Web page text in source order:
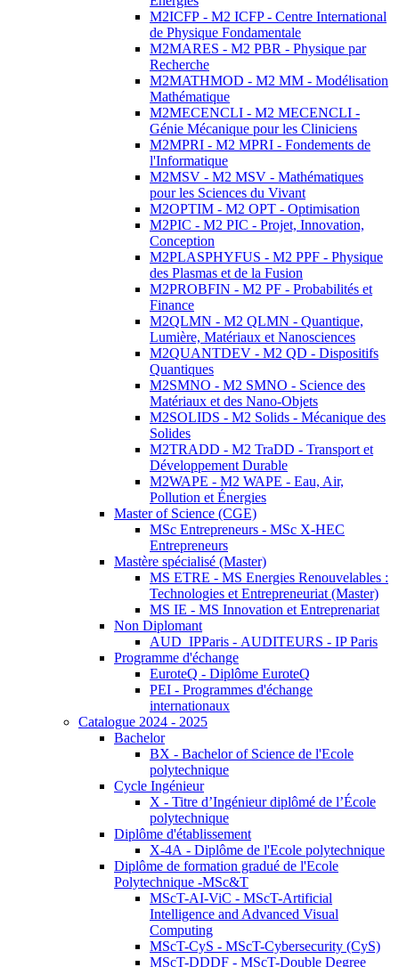
M2ICFP - M2 ICFP - Centre International
de Physique Fondamentale
M2MARES - M2 PBR - Physique par
Recherche
M2MATHMOD - M2 MM - Modélisation
Mathématique
M2MECENCLI - M2 MECENCLI -
Génie Mécanique pour les Cliniciens
M2MPRI - M2 MPRI - Fondements de
l'Informatique
M2MSV - M2 MSV - Mathématiques
pour les Sciences du Vivant
M2OPTIM - M2 OPT - Optimisation
M2PIC - M2 PIC - Projet, Innovation,
Conception
M2PLASPHYFUS - M2 PPF - Physique
des Plasmas et de la Fusion
M2PROBFIN - M2 PF - Probabilités et
Finance
M2QLMN - M2 QLMN - Quantique,
Lumière, Matériaux et Nanosciences
M2QUANTDEV - M2 QD - Dispositifs
Quantiques
M2SMNO - M2 SMNO - Science des
Matériaux et des Nano-Objets
M2SOLIDS - M2 Solids - Mécanique des
Solides
M2TRADD - M2 TraDD - Transport et
Développement Durable
M2WAPE - M2 WAPE - Eau, Air,
Pollution et Énergies
Master of Science (CGE)
MSc Entrepreneurs - MSc X-HEC
Entrepreneurs
Mastère spécialisé (Master)
MS ETRE - MS Energies Renouvelables :
Technologies et Entrepreneuriat (Master)
MS IE - MS Innovation et Entreprenariat
Non Diplomant
AUD_IPParis - AUDITEURS - IP Paris
Programme d'échange
EuroteQ - Diplôme EuroteQ
PEI - Programmes d'échange
internationaux
Catalogue 2024 - 2025
Bachelor
BX - Bachelor of Science de l'Ecole
polytechnique
Cycle Ingénieur
X - Titre d’Ingénieur diplômé de l’École
polytechnique
Diplôme d'établissement
X-4A - Diplôme de l'Ecole polytechnique
Diplôme de formation gradué de l'Ecole
Polytechnique -MSc&T
MScT-AI-ViC - MScT-Artificial
Intelligence and Advanced Visual
Computing
MScT-CyS - MScT-Cybersecurity (CyS)
MScT-DDDF - MScT-Double Degree